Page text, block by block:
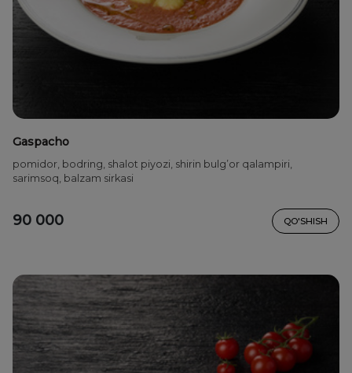
Gaspacho
pomidor, bodring, shalot piyozi, shirin bulg’or qalampiri,
sarimsoq, balzam sirkasi
90 000 QO'SHISH